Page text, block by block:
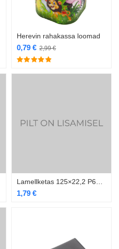
Herevin rahakassa loomad
2,99€
0,79 €
1,79 €